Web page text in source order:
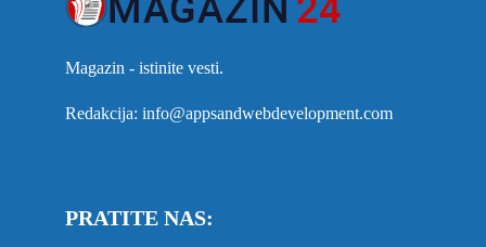
Magazin - istinite vesti.
Redakcija: info@appsandwebdevelopment.com
PRATITE NAS: